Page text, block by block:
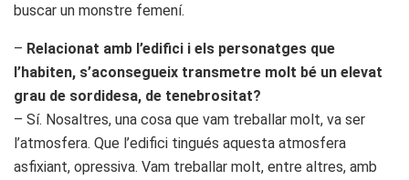
buscar un monstre femení.
– Relacionat amb l’edifici i els personatges que
l’habiten, s’aconsegueix transmetre molt bé un elevat
grau de sordidesa, de tenebrositat?
– Sí. Nosaltres, una cosa que vam treballar molt, va ser
l’atmosfera. Que l’edifici tingués aquesta atmosfera
asfixiant, opressiva. Vam treballar molt, entre altres, amb